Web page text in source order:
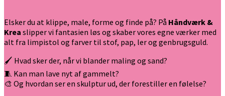
Elsker du at klippe, male, forme og finde på? På Håndværk &
Krea slipper vi fantasien løs og skaber vores egne værker med
alt fra limpistol og farver til stof, pap, ler og genbrugsguld.
🖌️ Hvad sker der, når vi blander maling og sand?
🧵 Kan man lave nyt af gammelt?
🎨 Og hvordan ser en skulptur ud, der forestiller en følelse?